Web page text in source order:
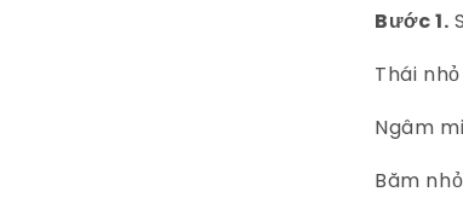
Bước 1.
Thái
Ngâm
Băm